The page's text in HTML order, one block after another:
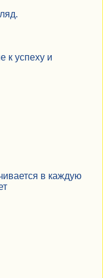
к успеху и
в каждую